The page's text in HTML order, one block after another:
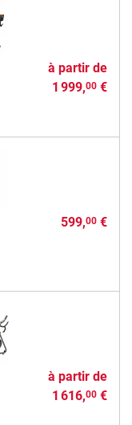
à partir de
1 999,00€
599,00€
à partir de
1 616,00€